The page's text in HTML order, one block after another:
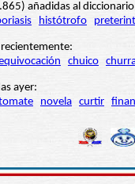
añadidas al
histótrofo
chuico
ayer:
novela curtir